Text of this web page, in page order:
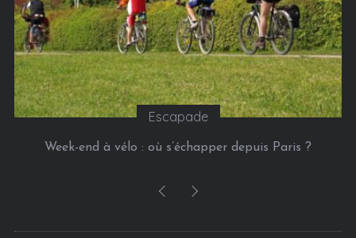
Escapade
Week-end à vélo : où s’échapper depuis Paris ?